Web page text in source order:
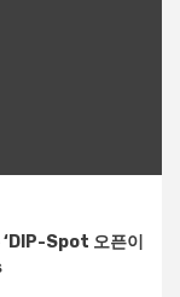
Spot 오픈이